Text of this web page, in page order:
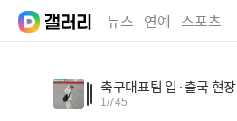
뉴스 연예 스포츠
축구대표팀 입·출국 현장
1/745